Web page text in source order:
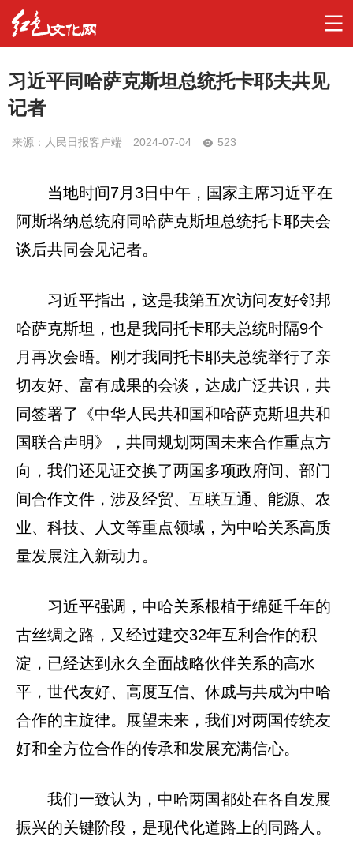
习近平同哈萨克斯坦总统托卡耶夫共见
记者
来源：人民日报客户端 2024-07-04 523
当地时间7月3日中午，国家主席习近平在
阿斯塔纳总统府同哈萨克斯坦总统托卡耶夫会
谈后共同会见记者。
习近平指出，这是我第五次访问友好邻邦
哈萨克斯坦，也是我同托卡耶夫总统时隔9个
月再次会晤。刚才我同托卡耶夫总统举行了亲
切友好、富有成果的会谈，达成广泛共识，共
同签署了《中华人民共和国和哈萨克斯坦共和
国联合声明》，共同规划两国未来合作重点方
向，我们还见证交换了两国多项政府间、部门
间合作文件，涉及经贸、互联互通、能源、农
业、科技、人文等重点领域，为中哈关系高质
量发展注入新动力。
习近平强调，中哈关系根植于绵延千年的
古丝绸之路，又经过建交32年互利合作的积
淀，已经达到永久全面战略伙伴关系的高水
平，世代友好、高度互信、休戚与共成为中哈
合作的主旋律。展望未来，我们对两国传统友
好和全方位合作的传承和发展充满信心。
我们一致认为，中哈两国都处在各自发展
振兴的关键阶段，是现代化道路上的同路人。